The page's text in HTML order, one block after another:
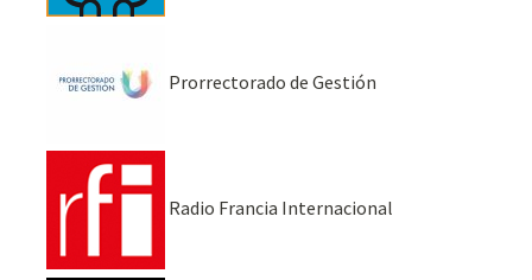
Prorrectorado de Gestión
Radio Francia Internacional